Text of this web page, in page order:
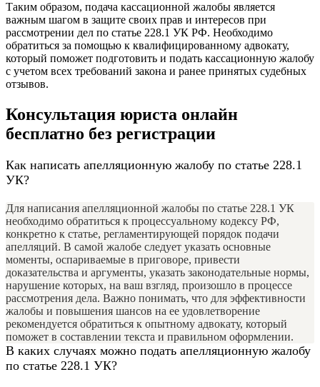
Таким образом, подача кассационной жалобы является
важным шагом в защите своих прав и интересов при
рассмотрении дел по статье 228.1 УК РФ. Необходимо
обратиться за помощью к квалифицированному адвокату,
который поможет подготовить и подать кассационную жалобу
с учетом всех требований закона и ранее принятых судебных
отзывов.
Консультация юриста онлайн
бесплатно без регистрации
Как написать апелляционную жалобу по статье 228.1
УК?
Для написания апелляционной жалобы по статье 228.1 УК
необходимо обратиться к процессуальному кодексу РФ,
конкретно к статье, регламентирующей порядок подачи
апелляций. В самой жалобе следует указать основные
моменты, оспариваемые в приговоре, привести
доказательства и аргументы, указать законодательные нормы,
нарушение которых, на ваш взгляд, произошло в процессе
рассмотрения дела. Важно понимать, что для эффективности
жалобы и повышения шансов на ее удовлетворение
рекомендуется обратиться к опытному адвокату, который
поможет в составлении текста и правильном оформлении.
В каких случаях можно подать апелляционную жалобу
по статье 228.1 УК?